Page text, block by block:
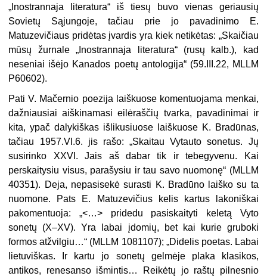
„Inostrannaja literatura“ iš tiesų buvo vienas geriausių
Sovietų Sąjungoje, tačiau prie jo pavadinimo E.
Matuzevičiaus pridėtas įvardis yra kiek netikėtas: „Skaičiau
mūsų žurnale „Inostrannaja literatura“ (rusų kalb.), kad
neseniai išėjo Kanados poetų antologija“ (59.III.22, MLLM
P60602).
Pati V. Mačernio poezija laiškuose komentuojama menkai,
dažniausiai aiškinamasi eilėraščių tvarka, pavadinimai ir
kita, ypač dalykiškas išlikusiuose laiškuose K. Bradūnas,
tačiau 1957.VI.6. jis rašo: „Skaitau Vytauto sonetus. Jų
susirinko XXVI. Jais aš dabar tik ir tebegyvenu. Kai
perskaitysiu visus, parašysiu ir tau savo nuomonę“ (MLLM
40351). Deja, nepasisekė surasti K. Bradūno laiško su ta
nuomone. Pats E. Matuzevičius kelis kartus lakoniškai
pakomentuoja: „<…> pridedu pasiskaityti keletą Vyto
sonetų (X–XV). Yra labai įdomių, bet kai kurie gruboki
formos atžvilgiu…“ (MLLM 1081107); „Didelis poetas. Labai
lietuviškas. Ir kartu jo sonetų gelmėje plaka klasikos,
antikos, renesanso išmintis… Reikėtų jo raštų pilnesnio